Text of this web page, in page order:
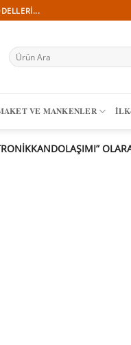
Ara:
VE MANKENLER